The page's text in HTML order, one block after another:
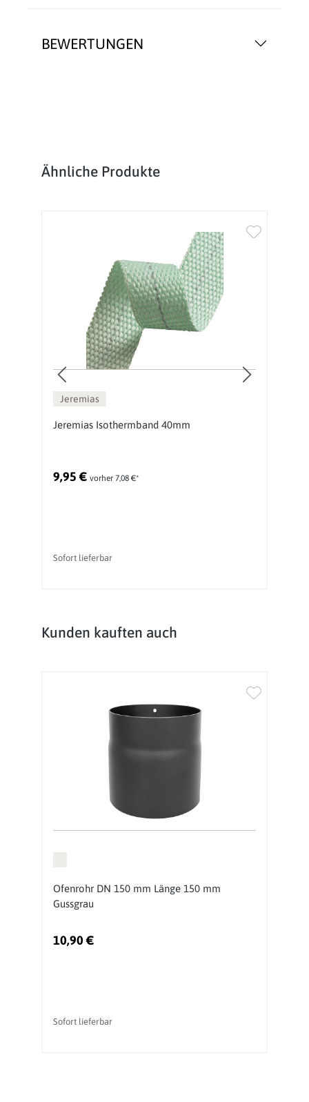
BEWERTUNGEN
Produktgalerie überspringen
Ähnliche Produkte
Jeremias
Jeremias Isothermband 40mm
9,95 € vorher 7,08 €*
Sofort lieferbar
Produktgalerie überspringen
Kunden kauften auch
Ofenrohr DN 150 mm Länge 150 mm
Gussgrau
10,90 €
Sofort lieferbar